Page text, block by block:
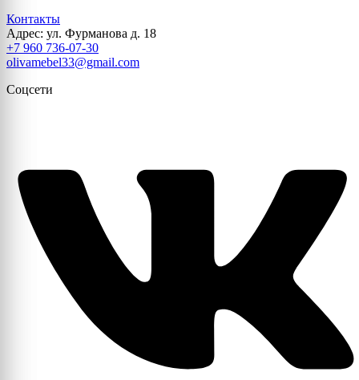
Контакты
Адрес: ул. Фурманова д. 18
+7 960 736-07-30
olivamebel33@gmail.com
Соцсети